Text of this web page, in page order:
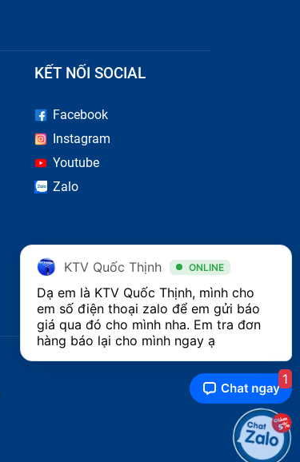
KẾT NỐI SOCIAL
Facebook
Instagram
Youtube
Zalo
KTV Quốc Thịnh ONLINE
Dạ em là KTV Quốc Thịnh, mình cho
em số điện thoại zalo để em gửi báo
giá qua đó cho mình nha. Em tra đơn
hàng báo lại cho mình ngay ạ
1